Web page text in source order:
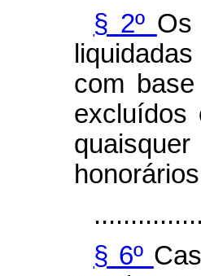
§ 2º Os
com
excluídos
§ 6º